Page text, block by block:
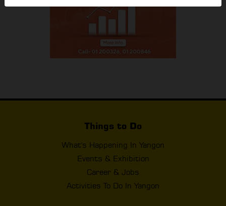
Things to Do
What's Happening In Yangon
Events & Exhibition
Career & Jobs
Activities To Do In Yangon